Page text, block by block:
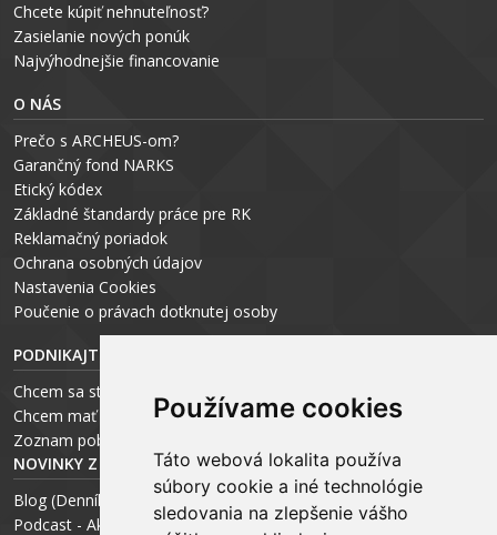
Používame cookies
Táto webová lokalita používa
súbory cookie a iné technológie
sledovania na zlepšenie vášho
Chcete kúpiť nehnuteľnosť?
Zasielanie nových ponúk
Najvýhodnejšie financovanie
O NÁS
Prečo s ARCHEUS-om?
Garančný fond NARKS
Etický kódex
Základné štandardy práce pre RK
Reklamačný poriadok
Ochrana osobných údajov
Nastavenia Cookies
Poučenie o právach dotknutej osoby
PODNIKAJTE S ARCHEUS-OM
Chcem sa stať realitným odborníkom
Chcem mať vlastnú kanceláriu
Zoznam pobočiek
NOVINKY Z MÉDIÍ
Blog (Denník N a Trend) – R. Štalmach
Podcast - Ako začínal ARCHEUS - R. Štalmach / CEO